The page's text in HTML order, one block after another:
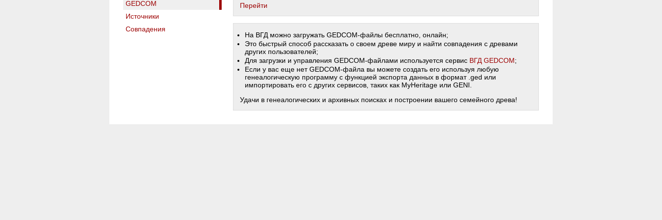
GEDCOM
Источники
Совпадения
Перейти
На ВГД можно загружать GEDCOM-файлы бесплатно, онлайн;
Это быстрый способ рассказать о своем древе миру и найти совпадения с древами
других пользователей;
Для загрузки и управления GEDCOM-файлами используется сервис ВГД GEDCOM;
Если у вас еще нет GEDCOM-файла вы можете создать его используя любую
генеалогическую программу с функцией экспорта данных в формат .ged или
импортировать его с других сервисов, таких как MyHeritage или GENI.
Удачи в генеалогических и архивных поисках и построении вашего семейного древа!